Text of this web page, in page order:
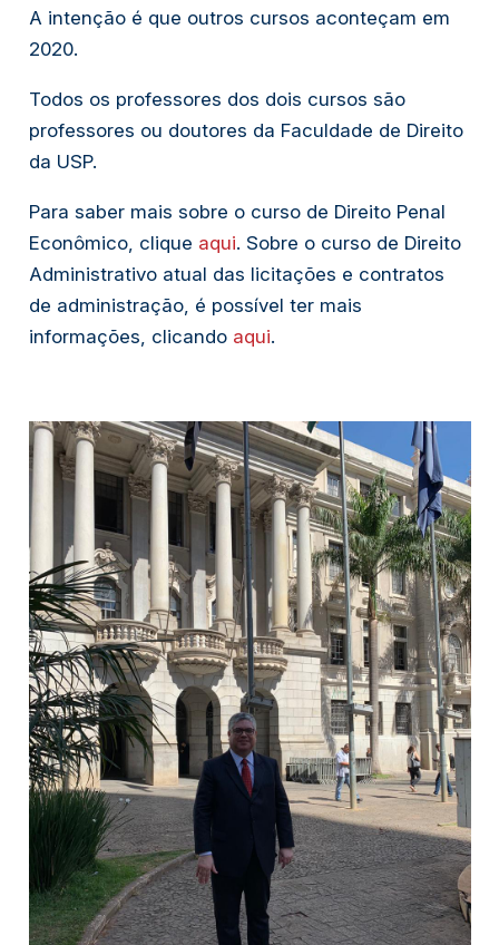
A intenção é que outros cursos aconteçam em
2020.
Todos os professores dos dois cursos são
professores ou doutores da Faculdade de Direito
da USP.
Para saber mais sobre o curso de Direito Penal
Econômico, clique aqui. Sobre o curso de Direito
Administrativo atual das licitações e contratos
de administração, é possível ter mais
informações, clicando aqui.